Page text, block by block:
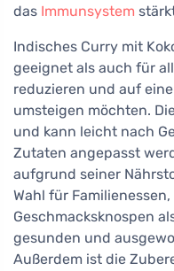
das Immunsystem
Indisches Curry mit
geeignet als auch für
reduzieren und auf
umsteigen möchten.
und kann leicht nach
Zutaten angepasst
aufgrund seiner
Wahl für
Geschmacksknospen
gesunden und
Außerdem ist die